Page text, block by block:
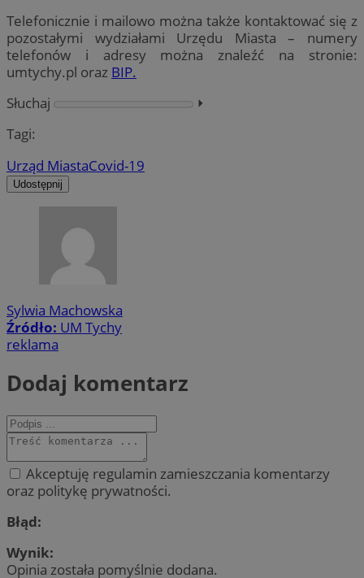
Telefonicznie i mailowo można także kontaktować się z
pozostałymi wydziałami Urzędu Miasta – numery
telefonów i adresy można znaleźć na stronie:
umtychy.pl oraz BIP.
Słuchaj
⏵︎
Tagi:
Urząd MiastaCovid-19
Udostępnij
Sylwia Machowska
Źródło: UM Tychy
reklama
Dodaj komentarz
Akceptuję regulamin zamieszczania komentarzy
oraz politykę prywatności.
Błąd:
Wynik:
Opinia została pomyślnie dodana.